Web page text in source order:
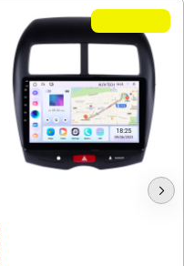
Мултимедия MITSUBISHI ASX 2010